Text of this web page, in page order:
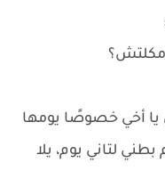
مكلتش؟
أخي خصوصًا يومها
لتاني يوم، يلا